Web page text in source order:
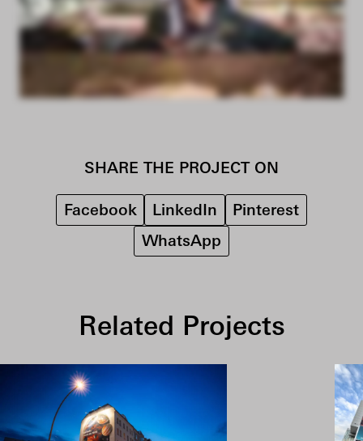
SHARE THE PROJECT ON
Facebook LinkedIn Pinterest
WhatsApp
Related Projects